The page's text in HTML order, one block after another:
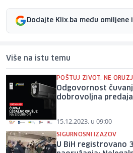
Dodajte Klix.ba među omiljene
Više na istu temu
POŠTUJ ŽIVOT, NE
Odgovornost
dobrovoljna
15.12.2023. u 09:00
SIGURNOSNI IZAZOV
U BiH registrovano